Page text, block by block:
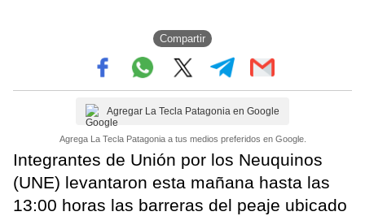
Compartir
Agregar La Tecla Patagonia en Google
Agrega La Tecla Patagonia a tus medios preferidos en Google.
Integrantes de Unión por los Neuquinos
(UNE) levantaron esta mañana hasta las
13:00 horas las barreras del peaje ubicado